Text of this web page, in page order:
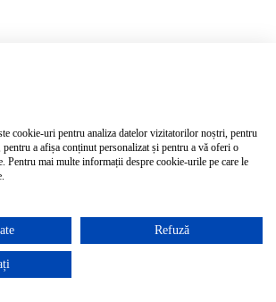
cookie-uri pentru analiza datelor vizitatorilor noștri, pentru
a afișa conținut personalizat și pentru a vă oferi o
Pentru mai multe informații despre cookie-urile pe care le
Refuză